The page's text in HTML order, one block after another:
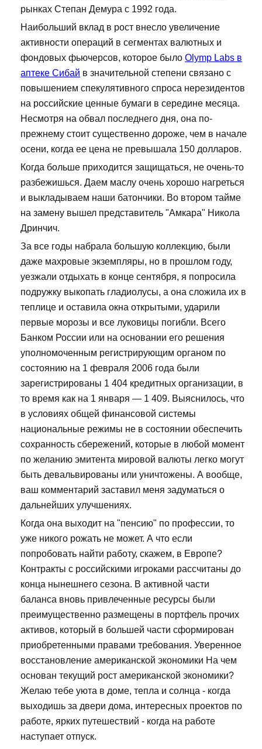
рынках Степан Демура с 1992 года.
Наибольший вклад в рост внесло увеличение
активности операций в сегментах валютных и
фондовых фьючерсов, которое было Olymp Labs в
аптеке Сибай в значительной степени связано с
повышением спекулятивного спроса нерезидентов
на российские ценные бумаги в середине месяца.
Несмотря на обвал последнего дня, она по-
прежнему стоит существенно дороже, чем в начале
осени, когда ее цена не превышала 150 долларов.
Когда больше приходится защищаться, не очень-то
разбежишься. Даем маслу очень хорошо нагреться
и выкладываем наши батончики. Во втором тайме
на замену вышел представитель "Амкара" Никола
Дринчич.
За все годы набрала большую коллекцию, были
даже махровые экземпляры, но в прошлом году,
уезжали отдыхать в конце сентября, я попросила
подружку выкопать гладиолусы, а она сложила их в
теплице и оставила окна открытыми, ударили
первые морозы и все луковицы погибли. Всего
Банком России или на основании его решения
уполномоченным регистрирующим органом по
состоянию на 1 февраля 2006 года были
зарегистрированы 1 404 кредитных организации, в
то время как на 1 января — 1 409. Выяснилось, что
в условиях общей финансовой системы
национальные режимы не в состоянии обеспечить
сохранность сбережений, которые в любой момент
по желанию эмитента мировой валюты легко могут
быть девальвированы или уничтожены. А вообще,
ваш комментарий заставил меня задуматься о
дальнейших улучшениях.
Когда она выходит на "пенсию" по профессии, то
уже никого рожать не может. А что если
попробовать найти работу, скажем, в Европе?
Контракты с российскими игроками рассчитаны до
конца нынешнего сезона. В активной части
баланса вновь привлеченные ресурсы были
преимущественно размещены в портфель прочих
активов, который в большей части сформирован
приобретенными правами требования. Уверенное
восстановление американской экономики На чем
основан текущий рост американской экономики?
Желаю тебе уюта в доме, тепла и солнца - когда
выходишь за двери дома, интересных проектов по
работе, ярких путешествий - когда на работе
наступает отпуск.